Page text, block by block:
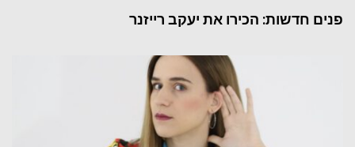
פנים חדשות: הכירו את יעקב רייזנר